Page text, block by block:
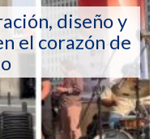
diseño y
el corazón de